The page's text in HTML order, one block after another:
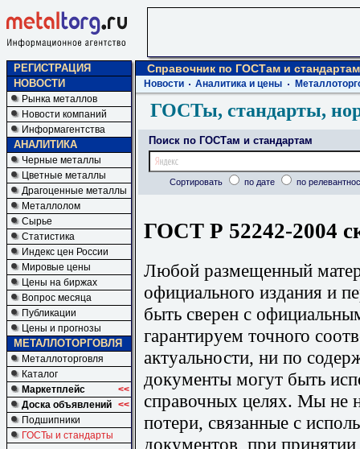
РЕГИСТРАЦИЯ
НОВОСТИ
Рынка металлов
Новости компаний
Информагентства
АНАЛИТИКА
Черные металлы
Цветные металлы
Драгоценные металлы
Металлолом
Сырье
Статистика
Индекс цен России
Мировые цены
Цены на биржах
Вопрос месяца
Публикации
Цены и прогнозы
МЕТАЛЛОТОРГОВЛЯ
Металлоторговля
Каталог
Маркетплейс
<<
Доска объявлений <<
Подшипники
ГОСТы и стандарты
Справочник по ГОСТам и стандартам
Новости Аналитика и цены
ГОСТы, стандарты,
Поиск по ГОСТам и стандартам
Сортировать по дате по
ГОСТ Р 52242-2004
Любой размещенный
официального издания и
быть сверен с
гарантируем точного
актуальности, ни по
документы могут быть
справочных целях. Мы не
потери, связанные с
документов, при